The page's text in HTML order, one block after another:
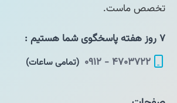
تخصص ماست.
۷ روز هفته پاسخگوی شما هستیم :
۴۷۰۳۷۲۲ - ۰۹۱۲
(تمامی ساعات)